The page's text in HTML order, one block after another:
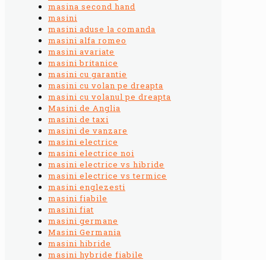
masina second hand
masini
masini aduse la comanda
masini alfa romeo
masini avariate
masini britanice
masini cu garantie
masini cu volan pe dreapta
masini cu volanul pe dreapta
Masini de Anglia
masini de taxi
masini de vanzare
masini electrice
masini electrice noi
masini electrice vs hibride
masini electrice vs termice
masini englezesti
masini fiabile
masini fiat
masini germane
Masini Germania
masini hibride
masini hybride fiabile